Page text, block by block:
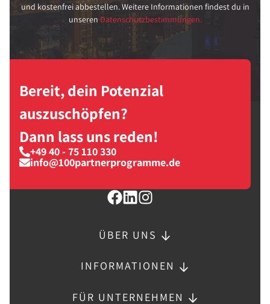
und kostenfrei abbestellen. Weitere Informationen findest du in
unseren Datenschutzbestimmungen.
Bereit, dein Potenzial
auszuschöpfen?
Dann lass uns reden!
+49 40 - 75 110 330
info@100partnerprogramme.de
ÜBER UNS
INFORMATIONEN
FÜR UNTERNEHMEN